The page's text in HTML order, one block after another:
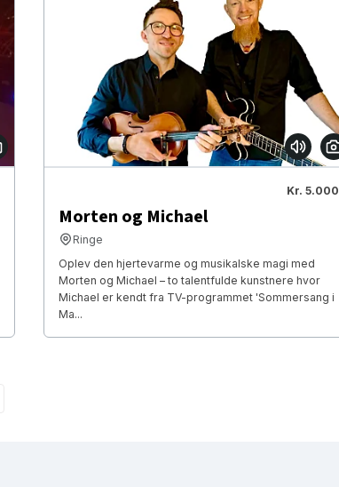
Kr. 5.000
Morten og Michael
Ringe
Oplev den hjertevarme og musikalske magi med
Morten og Michael – to talentfulde kunstnere hvor
Michael er kendt fra TV-programmet 'Sommersang i
Ma...